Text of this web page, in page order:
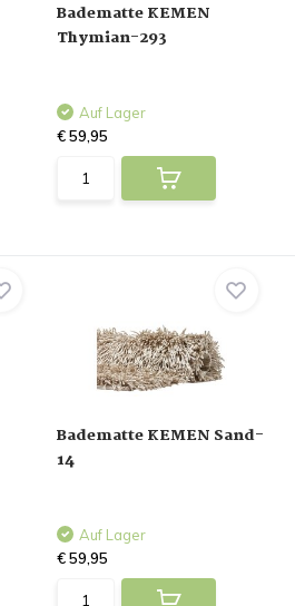
Badematte KEMEN
Thymian-293
Auf Lager
€ 59,95
Badematte KEMEN Sand-
14
Auf Lager
€ 59,95